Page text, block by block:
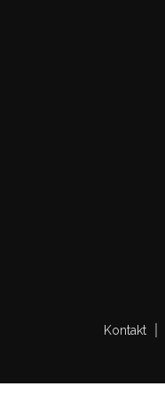
Kontakt